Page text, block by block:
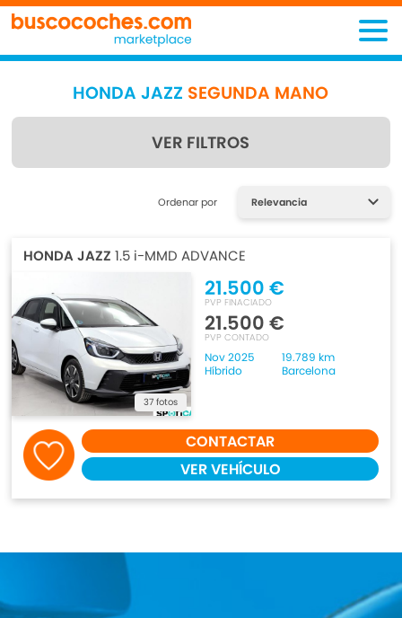
HONDA JAZZ SEGUNDA MANO
VER FILTROS
Encuentra lo que estás
Ordenar por
HONDA JAZZ 1.5 i-MMD ADVANCE
37 fotos
21.500 €
PVP FINACIADO
21.500 €
PVP CONTADO
Nov 2025
19.789 km
Híbrido
Barcelona
CONTACTAR
VER VEHÍCULO